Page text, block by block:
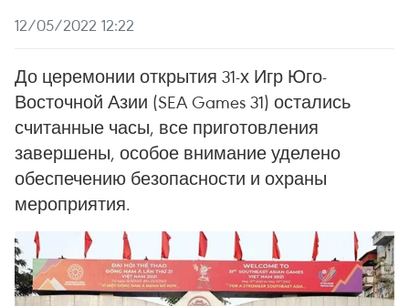
12/05/2022 12:22
До церемонии открытия 31-х Игр Юго-
Восточной Азии (SEA Games 31) остались
считанные часы, все приготовления
завершены, особое внимание уделено
обеспечению безопасности и охраны
мероприятия.